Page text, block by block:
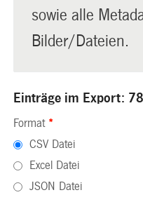
sowie alle
Bilder/Dateien.
Einträge im Export: 78
Format *
CSV Datei
Excel Datei
JSON Datei